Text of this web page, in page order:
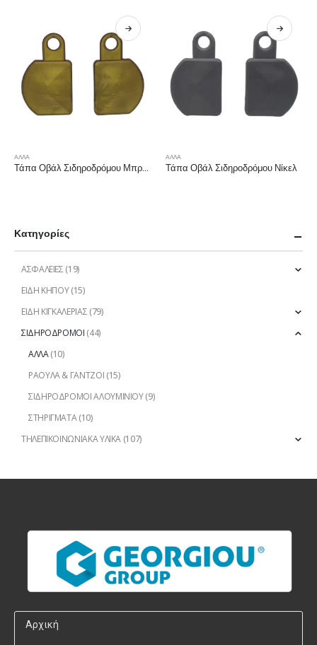
ΑΛΛΑ
Τάπα Οβάλ Σιδηροδρόμου Μπρονζέ
ΑΛΛΑ
Τάπα Οβάλ Σιδηροδρόμου Νίκελ
Κατηγορίες
ΑΣΦΑΛΕΙΕΣ (19)
ΕΙΔΗ ΚΗΠΟΥ (15)
ΕΙΔΗ ΚΙΓΚΑΛΕΡΙΑΣ (79)
ΣΙΔΗΡΟΔΡΟΜΟΙ (44)
ΑΛΛΑ (10)
ΡΑΟΥΛΑ & ΓΑΝΤΖΟΙ (15)
ΣΙΔΗΡΟΔΡΟΜΟΙ ΑΛΟΥΜΙΝΙΟΥ(9)
ΣΤΗΡΙΓΜΑΤΑ (10)
ΤΗΛΕΠΙΚΟΙΝΩΝΙΑΚΑ ΥΛΙΚΑ (107)
Αρχική